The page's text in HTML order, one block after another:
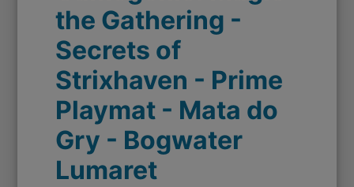
the Gathering -
Secrets of
Strixhaven - Prime
Playmat - Mata do
Gry - Bogwater
Lumaret